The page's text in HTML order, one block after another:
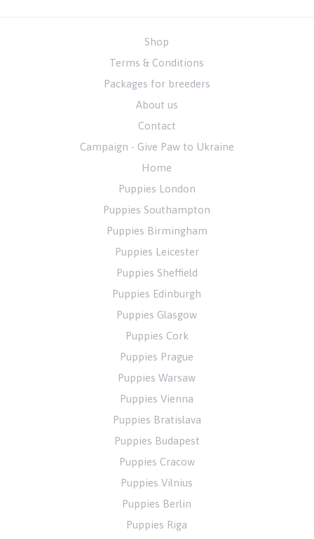
Shop
Terms & Conditions
Packages for breeders
About us
Contact
Campaign - Give Paw to Ukraine
Home
Puppies London
Puppies Southampton
Puppies Birmingham
Puppies Leicester
Puppies Sheffield
Puppies Edinburgh
Puppies Glasgow
Puppies Cork
Puppies Prague
Puppies Warsaw
Puppies Vienna
Puppies Bratislava
Puppies Budapest
Puppies Cracow
Puppies Vilnius
Puppies Berlin
Puppies Riga